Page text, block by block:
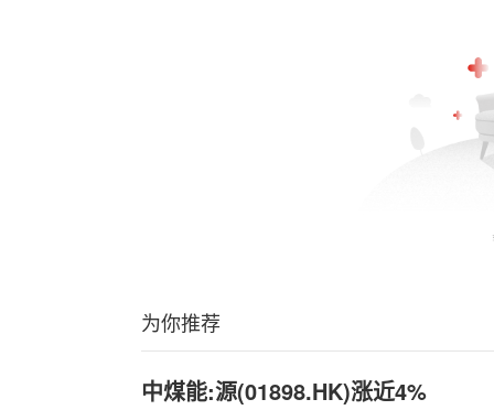
为你推荐
中煤能:源(01898.HK)涨近4%